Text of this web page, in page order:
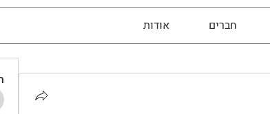
חברים אודות